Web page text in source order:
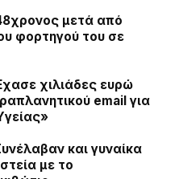
μετά από
φορτηγού του σε
χιλιάδες ευρώ
email για
και γυναίκα
με το